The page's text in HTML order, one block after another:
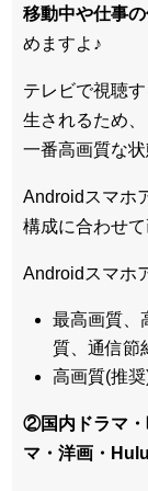
移動中や仕事
めますよ♪
テレビで視聴
生されるため、
一番高画質な
Androidスマホ
構成に合わせて
Androidスマホ
最高画質、
質、通信節
高画質(推
②国内ドラマ・
マ・洋画・